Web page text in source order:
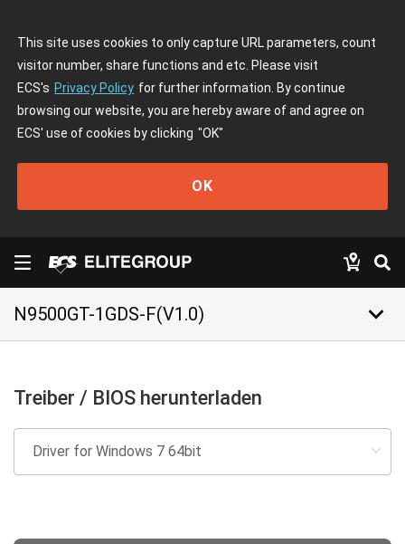
This site uses cookies to only capture URL parameters, count
visitor number, share functions and etc. Please visit
ECS's Privacy Policy for further information. By continue
browsing our website, you are hereby aware of and agree on
ECS' use of cookies by clicking "OK"
OK
N9500GT-1GDS-F(V1.0) keyboard_arrow_down
Treiber / BIOS herunterladen